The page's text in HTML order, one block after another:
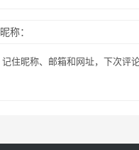
昵称：
记住昵称、邮箱和网址，下次评